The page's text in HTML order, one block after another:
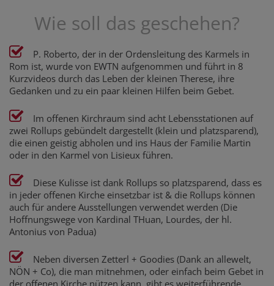
Wie soll das geschehen?
P. Roberto, der in der Ordensleitung des Karmels in
Rom ist, wurde von EWTN aufgenommen und führt in 8
Kurzvideos durch das Leben der kleinen Therese, ihre
Gedanken und zu ein paar kleinen Hilfen beim Gebet.
Im offenen Kirchraum sind acht Lebensstationen auf
zwei Rollups gebündelt dargestellt (klein und platzsparend),
die einen geistig abholen und ins Haus der Familie Martin
oder in den Karmel von Lisieux führen.
Diese Kulisse ist dank Rollups so platzsparend, dass es
in jeder offenen Kirche einsetzbar ist & die Rollups können
auch für andere Ausstellungen verwendet werden (Die
Hoffnungswege von Kardinal THuan, Lourdes, der hl.
Antonius von Padua)
Neben diversen Zetterl + Goodies (Dank an allewelt,
NÖN + Co), die man mitnehmen, oder einfach beim Gebet in